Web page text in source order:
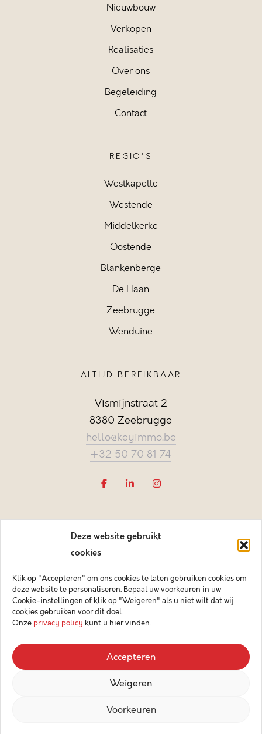
Deze website gebruikt
cookies
Klik op "Accepteren" om ons cookies te laten gebruiken cookies om
deze website te personaliseren. Bepaal uw voorkeuren in uw
Cookie-instellingen of klik op "Weigeren" als u niet wilt dat wij
cookies gebruiken voor dit doel.
Onze privacy policy kunt u hier vinden.
Accepteren
Weigeren
Voorkeuren
Nieuwbouw
Verkopen
Realisaties
Over ons
Begeleiding
Contact
REGIO'S
Westkapelle
Westende
Middelkerke
Oostende
Blankenberge
De Haan
Zeebrugge
Wenduine
ALTIJD BEREIKBAAR
Vismijnstraat 2
8380 Zeebrugge
hello@keyimmo.be
+32 50 70 81 74
Vastgoedmakelaar-bemiddelaar BIV België BIV 505084
Ondernemingsnummer BTW-BE 0878.744.081 BA &
borgstelling via NV AXA Belgium (polisnr. 730.390.160)
© 2026 Key Immo
Disclaimer
Privacybeleid
Design & Code by Compagnon